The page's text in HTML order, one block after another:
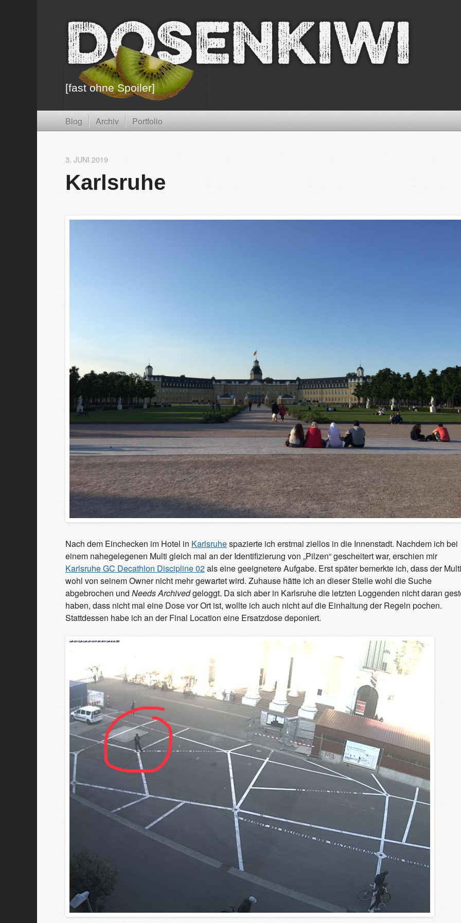
Dosenkiwi
[fast ohne Spoiler]
Blog Archiv Portfolio
Karlsruhe
3. JUNI 2019
Nach dem Einchecken im Hotel in Karlsruhespazierte ich erstmal ziellos in die Innenstadt. Nachdem ich bei
einem nahegelegenen Multi gleich mal an der Identifizierung von „Pilzen“ gescheitert war, erschien mir
Karlsruhe GC Decathlon Discipline 02als eine geeignetere Aufgabe. Erst später bemerkte ich, dass der Multi
wohl von seinem Owner nicht mehr gewartet wird. Zuhause hätte ich an dieser Stelle wohl die Suche
abgebrochen und Needs Archivedgeloggt. Da sich aber in Karlsruhe die letzten Loggenden nicht daran
haben, dass nicht mal eine Dose vor Ort ist, wollte ich auch nicht auf die Einhaltung der Regeln pochen.
Stattdessen habe ich an der Final Location eine Ersatzdose deponiert.